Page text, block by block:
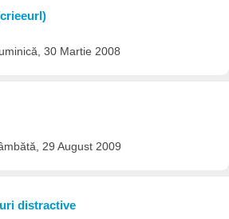
30 Martie 2008
29 August 2009
distractive